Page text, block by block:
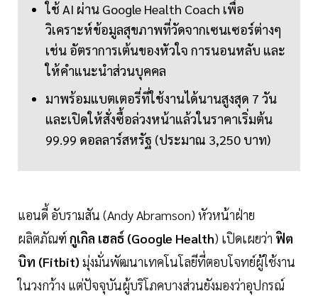
ใช้ AI ผ่าน Google Health Coach เพื่อ
วิเคราะห์ข้อมูลสุขภาพที่วัดจากเซนเซอร์ต่างๆ
เช่น อัตราการเต้นของหัวใจ การนอนหลับ และ
ให้คำแนะนำส่วนบุคคล
มาพร้อมแบตเตอรี่ที่ใช้งานได้นานสูงสุด 7 วัน
และเปิดให้สั่งซื้อล่วงหน้าแล้วในราคาเริ่มต้น
99.99 ดอลลาร์สหรัฐ (ประมาณ 3,250 บาท)
​แอนดี้ อับรามสัน (Andy Abramson) หัวหน้าฝ่าย
ผลิตภัณฑ์ กูเกิล เฮลธ์ (Google Health) เปิดเผยว่า ฟิต
บิท (Fitbit) มุ่งมั่นพัฒนาเทคโนโลยีที่ตอบโจทย์ผู้ใช้งาน
ในวงกว้าง แต่ปัจจุบันผู้บริโภคบางส่วนยังมองว่าอุปกรณ์